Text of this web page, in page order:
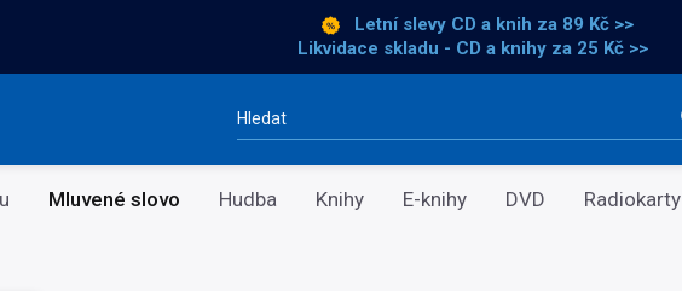
Letní slevy CD a knih za 89 Kč >>
Likvidace skladu - CD a knihy za 25 Kč >>
Vyhledávání
Mluvené slovo Hudba Knihy E-knihy DVD Radiokarty